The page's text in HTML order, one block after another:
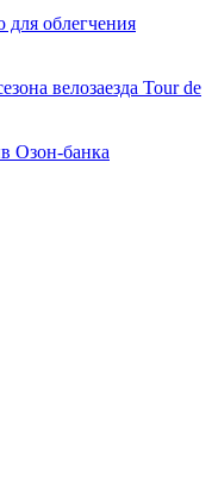
для облегчения
велозаезда Tour de
Озон-банка